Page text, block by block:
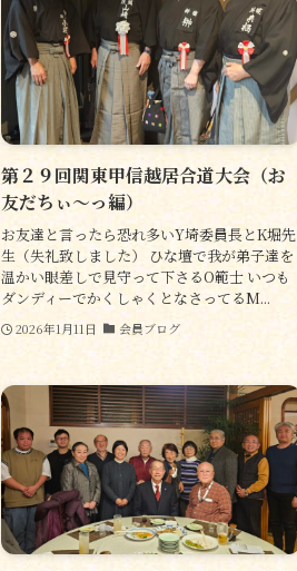
第２９回関東甲信越居合道大会（お
友だちぃ～っ編）
お友達と言ったら恐れ多いY埼委員長とK堀先
生（失礼致しました） ひな壇で我が弟子達を
温かい眼差しで見守って下さるO範士 いつも
ダンディーでかくしゃくとなさってるM...
2026年1月11日 会員ブログ